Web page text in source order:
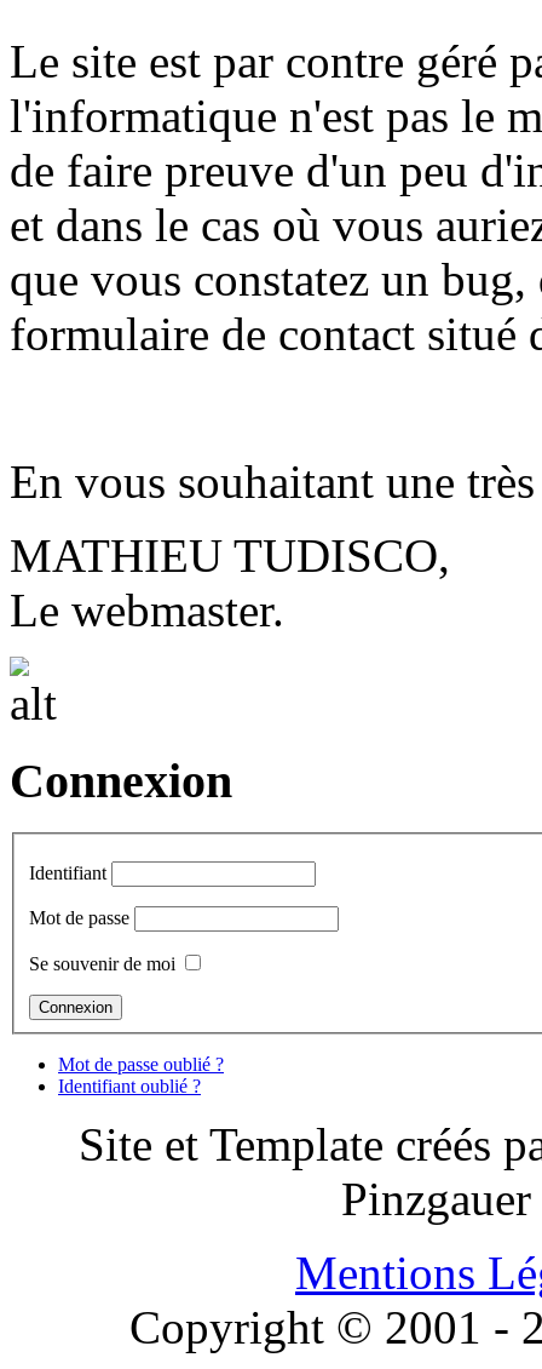
Le site est par contre géré
l'informatique n'est pas le
de faire preuve d'un peu
et dans le cas où vous
que vous constatez un
formulaire de contact situé
En vous souhaitant une
MATHIEU TUDISCO,
Le webmaster.
Connexion
Identifiant
Mot de passe
Se souvenir de moi
Mot de passe oublié ?
Identifiant oublié ?
Site et Template créés
Mentions
Copyright © 2001 -